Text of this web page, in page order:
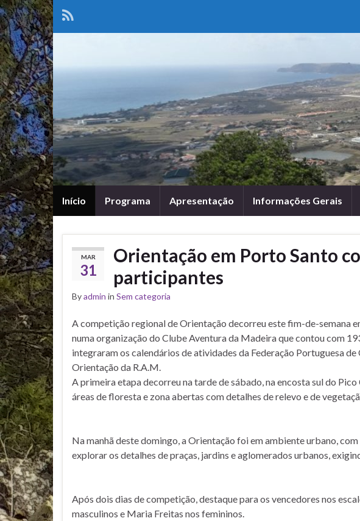
Início Programa Apresentação Informações Gerais
MAR
31
Orientação em Porto Santo
participantes
Byadmin in Sem categoria
A competição regional de Orientação decorreu este fim-de-semana
numa organização do Clube Aventura da Madeira que contou com
integraram os calendários de atividades da Federação Portuguesa
Orientação da R.A.M.
A primeira etapa decorreu na tarde de sábado, na encosta sul do
áreas de floresta e zona abertas com detalhes de relevo e de
Na manhã deste domingo, a Orientação foi em ambiente urbano,
explorar os detalhes de praças, jardins e aglomerados urbanos,
Após dois dias de competição, destaque para os vencedores nos
masculinos e Maria Freitas nos femininos.